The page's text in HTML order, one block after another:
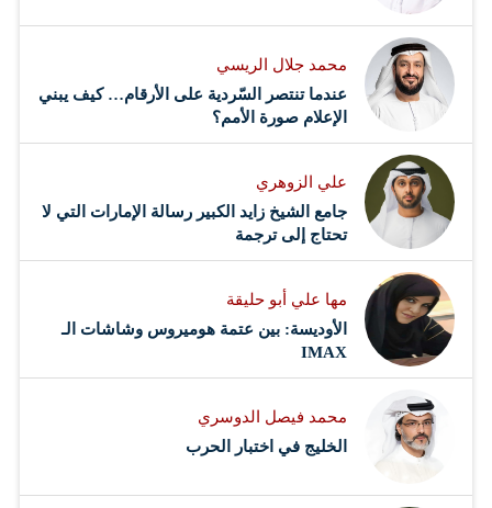
محمد جلال الريسي
عندما تنتصر السّردية على الأرقام… كيف يبني
الإعلام صورة الأمم؟
علي الزوهري
جامع الشيخ زايد الكبير رسالة الإمارات التي لا
تحتاج إلى ترجمة
مها علي أبو حليقة
الأوديسة: بين عتمة هوميروس وشاشات الـ
IMAX
محمد فيصل الدوسري ​
‏الخليج في اختبار الحرب